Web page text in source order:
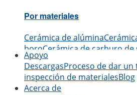
Por materiales
Cerámica de alúmina
boroCerámica de carburo de
nitruro de aluminio
silicioCerámica de zirconio
boroCerámica de óxido de
Apoyo
DescargasProceso de dar un
inspección de materialesBlog
Acerca de